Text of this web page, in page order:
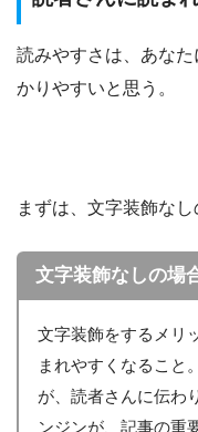
読みやすさは、あな
かりやすいと思う。
まずは、文字装飾な
文字装飾なしの場
文字装飾をするメリ
まれやすくなること
が、読者さんに伝わ
ンジンが、記事の重